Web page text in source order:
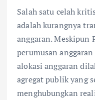
Salah satu celah
adalah kurangnya
anggaran. Meskipun
perumusan anggaran
alokasi anggaran
agregat publik yang
menghubungkan